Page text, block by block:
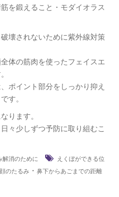
を鍛えること・モダイオラス
壊されないために紫外線対策
体の筋肉を使ったフェイスエ
ポイント部分をしっかり抑え
す。
ります。
々少しずつ予防に取り組むこ
解消のために
えくぼができる位
顔のたるみ ・ 鼻下からあごまでの距離